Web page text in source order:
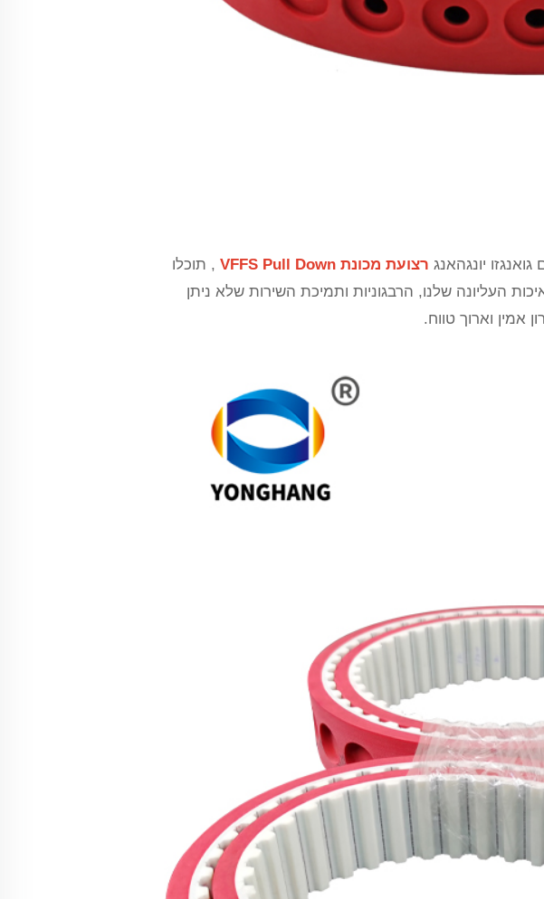
יונגהאנג רצועת מכונת VFFS Pull Down
, תוכלו
העליונה שלנו, הרבגוניות ותמיכת השירות שלא ניתן
וארוך טווח.